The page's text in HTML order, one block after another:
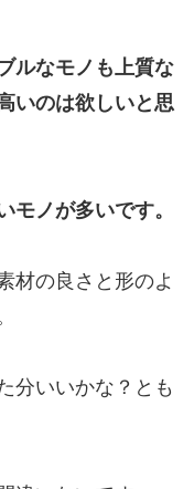
ルなモノも上質な
いのは欲しいと思
モノが多いです。
材の良さと形のよ
分いいかな？とも